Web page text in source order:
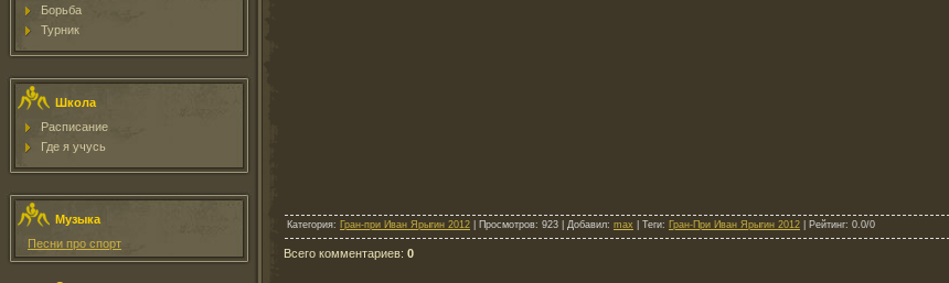
Борьба
Турник
Школа
Расписание
Где я учусь
Музыка
Песни про спорт
Категория: Гран-при Иван Ярыгин 2012 Просмотров: 923 | Добавил: max Теги: Гран-При Иван Ярыгин 2012 Рейтинг: 0.0/0
Всего комментариев: 0